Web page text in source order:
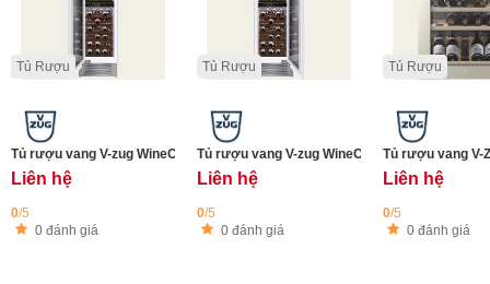
Tủ Rượu
Tủ rượu vang V-zug WineCooler V6000 Supreme - Bản lề cửa trái
Liên hệ
0/5
0 đánh giá
Tủ Rượu
Tủ rượu vang V-zug WineCooler V6000
Liên hệ
0/5
0 đánh giá
Tủ Rượu
Tủ rượu vang V-
Liên hệ
0/5
0 đánh giá